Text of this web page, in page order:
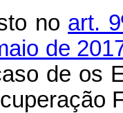
no art.
de
de os